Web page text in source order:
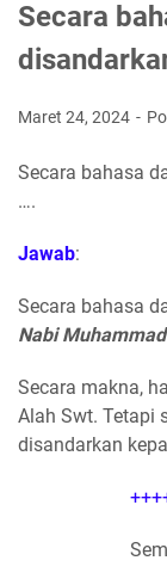
Secara
Maret 24, 2024
Secara bahasa
….
Jawab:
Secara bahasa
Nabi
Secara makna,
Alah Swt. Tetapi
disandarkan